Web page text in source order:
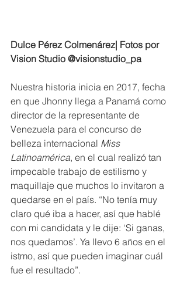
Dulce Pérez Colmenárez| Fotos por
Vision Studio @visionstudio_pa
Nuestra historia inicia en 2017, fecha
en que Jhonny llega a Panamá como
director de la representante de
Venezuela para el concurso de
belleza internacional Miss
Latinoamérica, en el cual realizó tan
impecable trabajo de estilismo y
maquillaje que muchos lo invitaron a
quedarse en el país. “No tenía muy
claro qué iba a hacer, así que hablé
con mi candidata y le dije: ‘Si ganas,
nos quedamos’. Ya llevo 6 años en el
istmo, así que pueden imaginar cuál
fue el resultado”.